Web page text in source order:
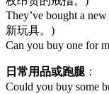
They’ve bought a
新玩具。)
Can you buy one for
日常用品或跑腿 ：
Could you buy some